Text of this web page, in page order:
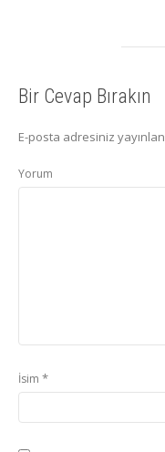
Bir Cevap Bırakın
E-posta adresiniz
Yorum
İsim *